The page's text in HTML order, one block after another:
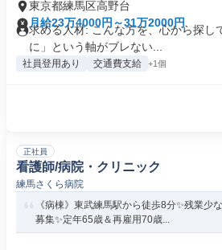
東京都練馬区高野台
月給23万4000円～31万2000円
求める人材: こんな方を、心から探し
に」という軸がブレない...
社員登用あり 交通費支給 +1個
正社員
看護師/病院・クリニック
練馬さくら病院
《病棟》東武練馬駅から徒歩8分✨残業少
募集✨定年65歳＆再雇用70歳...